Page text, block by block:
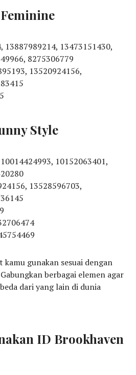
13887989214, 13473151430,
8275306779
13520924156,
Style
10152063401,
13528596703,
kamu gunakan sesuai dengan
berbagai elemen agar
dari yang lain di dunia
ID Brookhaven